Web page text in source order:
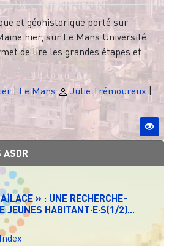
et géohistorique porté sur
hier, sur Le Mans Université
de lire les grandes étapes et
| Le Mans Julie Trémoureux
ASDR
» : UNE RECHERCHE-
JEUNES HABITANT·E·S(1/2)...